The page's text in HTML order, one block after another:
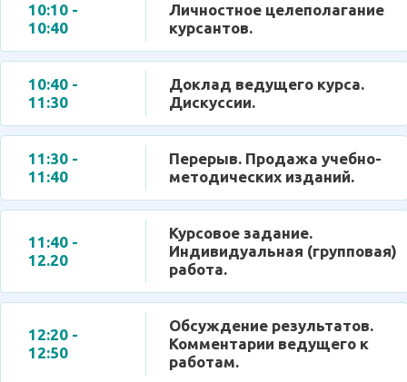
10:10 -
10:40
Личностное целеполагание
курсантов.
10:40 -
11:30
Доклад ведущего курса.
Дискуссии.
11:30 -
11:40
Перерыв. Продажа учебно-
методических изданий.
11:40 -
12.20
Курсовое задание.
Индивидуальная (групповая)
работа.
12:20 -
12:50
Обсуждение результатов.
Комментарии ведущего к
работам.